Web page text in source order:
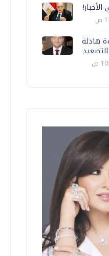
هادئة